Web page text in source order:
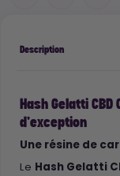
Description
Hash Gelatti
d’exception
Une résine de
Le Hash Gelatti